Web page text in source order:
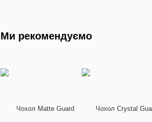
Ми рекомендуємо